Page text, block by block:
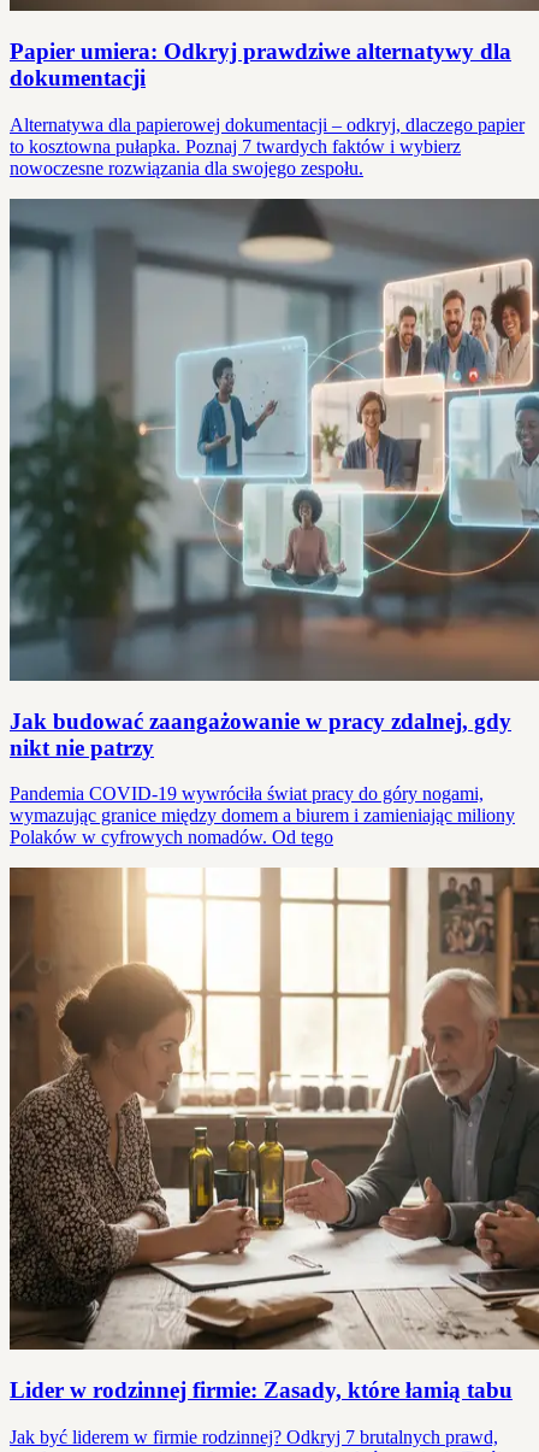
Papier umiera: Odkryj prawdziwe alternatywy dla
dokumentacji
Alternatywa dla papierowej dokumentacji – odkryj, dlaczego papier
to kosztowna pułapka. Poznaj 7 twardych faktów i wybierz
nowoczesne rozwiązania dla swojego zespołu.
Jak budować zaangażowanie w pracy zdalnej, gdy
nikt nie patrzy
Pandemia COVID-19 wywróciła świat pracy do góry nogami,
wymazując granice między domem a biurem i zamieniając miliony
Polaków w cyfrowych nomadów. Od tego
Lider w rodzinnej firmie: Zasady, które łamią tabu
Jak być liderem w firmie rodzinnej? Odkryj 7 brutalnych prawd,